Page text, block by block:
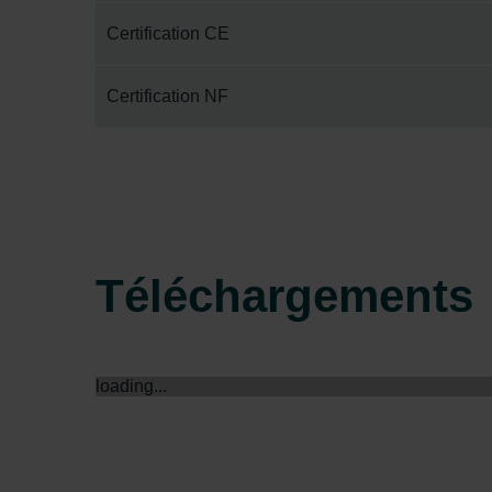
Certification CE
Certification NF
Téléchargements
loading...